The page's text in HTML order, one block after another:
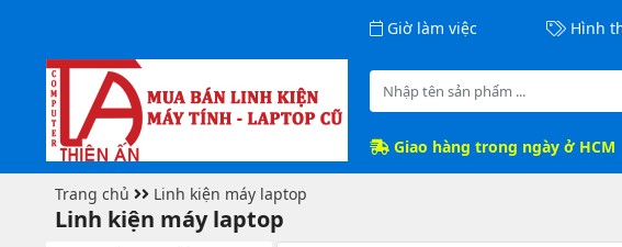
Giờ làm việc Hình
Giao hàng trong ngày ở HCM
Trang chủ Linh kiện máy laptop
Linh kiện máy laptop